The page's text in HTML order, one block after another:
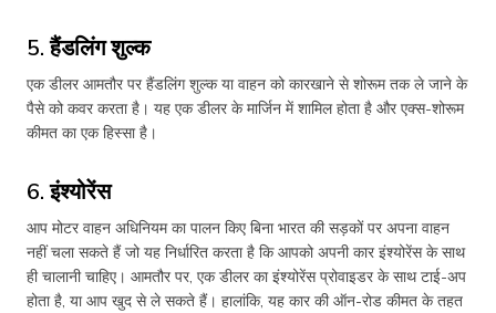
5. हैंडलिंग शुल्क
एक डीलर आमतौर पर हैंडलिंग शुल्क या वाहन को कारखाने से शोरूम तक ले जाने के
पैसे को कवर करता है। यह एक डीलर के मार्जिन में शामिल होता है और एक्स-शोरूम
कीमत का एक हिस्सा है।
6. इंश्योरेंस
आप मोटर वाहन अधिनियम का पालन किए बिना भारत की सड़कों पर अपना वाहन
नहीं चला सकते हैं जो यह निर्धारित करता है कि आपको अपनी कार इंश्योरेंस के साथ
ही चालानी चाहिए। आमतौर पर, एक डीलर का इंश्योरेंस प्रोवाइडर के साथ टाई-अप
होता है, या आप खुद से ले सकते हैं। हालांकि, यह कार की ऑन-रोड कीमत के तहत